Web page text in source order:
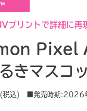
キャンペーン
室
プリントで詳細に再
Pixel
きマスコ
税込) ■発売時期:2026